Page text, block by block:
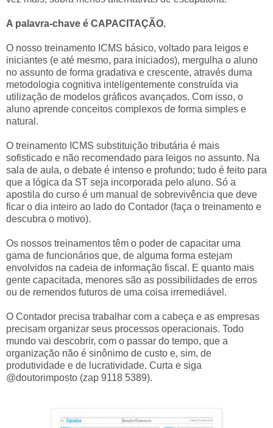
A palavra-chave é CAPACITAÇÃO.
O nosso treinamento ICMS básico, voltado para leigos e
iniciantes (e até mesmo, para iniciados), mergulha o aluno
no assunto de forma gradativa e crescente, através duma
metodologia cognitiva inteligentemente construída via
utilização de modelos gráficos avançados. Com isso, o
aluno aprende conceitos complexos de forma simples e
natural.
O treinamento ICMS substituição tributária é mais
sofisticado e não recomendado para leigos no assunto. Na
sala de aula, o debate é intenso e profundo; tudo é feito para
que a lógica da ST seja incorporada pelo aluno. Só a
apostila do curso é um manual de sobrevivência que deve
ficar o dia inteiro ao lado do Contador (faça o treinamento e
descubra o motivo).
Os nossos treinamentos têm o poder de capacitar uma
gama de funcionários que, de alguma forma estejam
envolvidos na cadeia de informação fiscal. E quanto mais
gente capacitada, menores são as possibilidades de erros
ou de remendos futuros de uma coisa irremediável.
O Contador precisa trabalhar com a cabeça e as empresas
precisam organizar seus processos operacionais. Todo
mundo vai descobrir, com o passar do tempo, que a
organização não é sinônimo de custo e, sim, de
produtividade e de lucratividade. Curta e siga
@doutorimposto (zap 9118 5389).